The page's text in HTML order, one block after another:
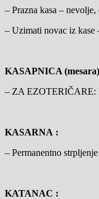
– Prazna kasa –
– Uzimati novac iz kase
KASAPNICA
– ZA EZOTERIČARE:
KASARNA :
– Permanentno
KATANAC :